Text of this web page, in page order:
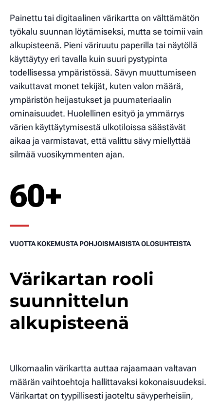
Painettu tai digitaalinen värikartta on välttämätön
työkalu suunnan löytämiseksi, mutta se toimii vain
alkupisteenä. Pieni väriruutu paperilla tai näytöllä
käyttäytyy eri tavalla kuin suuri pystypinta
todellisessa ympäristössä. Sävyn muuttumiseen
vaikuttavat monet tekijät, kuten valon määrä,
ympäristön heijastukset ja puumateriaalin
ominaisuudet. Huolellinen esityö ja ymmärrys
värien käyttäytymisestä ulkotiloissa säästävät
aikaa ja varmistavat, että valittu sävy miellyttää
silmää vuosikymmenten ajan.
60+
VUOTTA KOKEMUSTA POHJOISMAISISTA OLOSUHTEISTA
Värikartan rooli
suunnittelun
alkupisteenä
Ulkomaalin värikartta auttaa rajaamaan valtavan
määrän vaihtoehtoja hallittavaksi kokonaisuudeksi.
Värikartat on tyypillisesti jaoteltu sävyperheisiin,